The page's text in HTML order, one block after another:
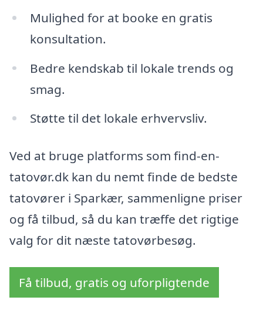
Mulighed for at booke en gratis
konsultation.
Bedre kendskab til lokale trends og
smag.
Støtte til det lokale erhvervsliv.
Ved at bruge platforms som find-en-
tatovør.dk kan du nemt finde de bedste
tatovører i Sparkær, sammenligne priser
og få tilbud, så du kan træffe det rigtige
valg for dit næste tatovørbesøg.
Få tilbud, gratis og uforpligtende